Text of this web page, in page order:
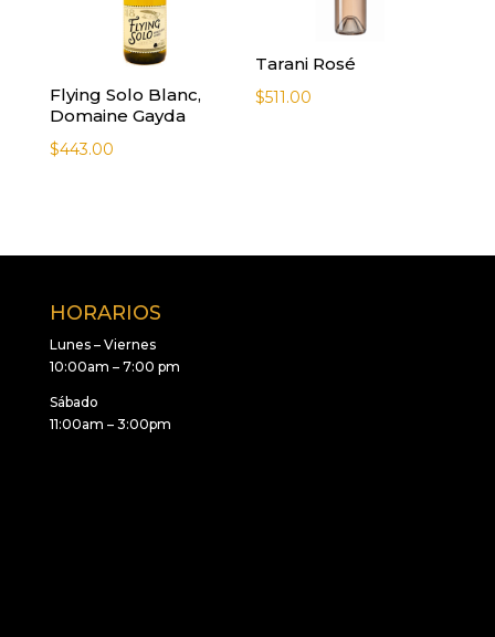
Flying Solo Blanc,
Domaine Gayda
$443.00
Tarani Rosé
$511.00
HORARIOS
Lunes – Viernes
10:00am – 7:00 pm
Sábado
11:00am – 3:00pm